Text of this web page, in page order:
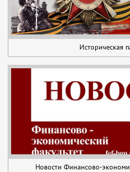
Историческая
Новости Финансово-